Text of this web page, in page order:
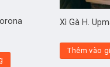
Xì Gà H.
Thêm vào